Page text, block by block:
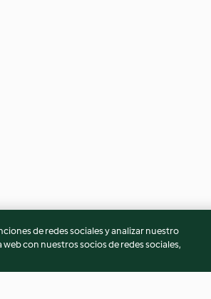
de redes sociales y analizar nuestro
con nuestros socios de redes sociales,